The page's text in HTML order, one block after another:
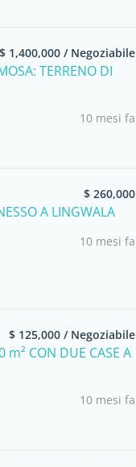
$ 1,400,000 / Negoziabile
TERRENO DI
10 mesi fa
$ 260,000
A LINGWALA
10 mesi fa
$ 125,000 / Negoziabile
m² CON DUE CASE A
10 mesi fa